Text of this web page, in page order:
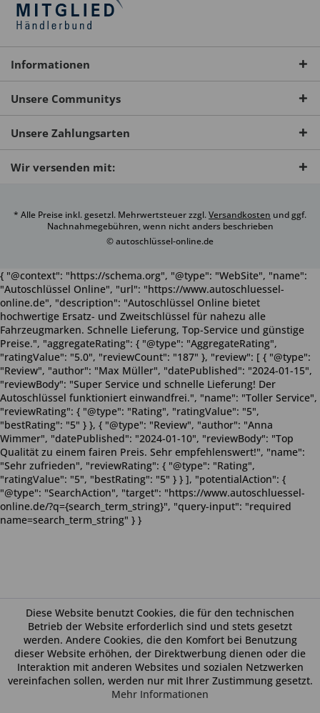
Informationen
Unsere Communitys
Unsere Zahlungsarten
Wir versenden mit:
* Alle Preise inkl. gesetzl. Mehrwertsteuer zzgl.Versandkosten und ggf.
Nachnahmegebühren, wenn nicht anders beschrieben
© autoschlüssel-online.de
Diese Website benutzt Cookies, die für den technischen
Betrieb der Website erforderlich sind und stets gesetzt
werden. Andere Cookies, die den Komfort bei Benutzung
dieser Website erhöhen, der Direktwerbung dienen oder die
Interaktion mit anderen Websites und sozialen Netzwerken
vereinfachen sollen, werden nur mit Ihrer Zustimmung gesetzt.
Mehr Informationen
{ "@context": "https://schema.org", "@type": "WebSite", "name":
"Autoschlüssel Online", "url": "https://www.autoschluessel-
online.de", "description": "Autoschlüssel Online bietet
hochwertige Ersatz- und Zweitschlüssel für nahezu alle
Fahrzeugmarken. Schnelle Lieferung, Top-Service und günstige
Preise.", "aggregateRating": { "@type": "AggregateRating",
"ratingValue": "5.0", "reviewCount": "187" }, "review": [ { "@type":
"Review", "author": "Max Müller", "datePublished": "2024-01-15",
"reviewBody": "Super Service und schnelle Lieferung! Der
Autoschlüssel funktioniert einwandfrei.", "name": "Toller Service",
"reviewRating": { "@type": "Rating", "ratingValue": "5",
"bestRating": "5" } }, { "@type": "Review", "author": "Anna
Wimmer", "datePublished": "2024-01-10", "reviewBody": "Top
Qualität zu einem fairen Preis. Sehr empfehlenswert!", "name":
"Sehr zufrieden", "reviewRating": { "@type": "Rating",
"ratingValue": "5", "bestRating": "5" } } ], "potentialAction": {
"@type": "SearchAction", "target": "https://www.autoschluessel-
online.de/?q={search_term_string}", "query-input": "required
name=search_term_string" } }